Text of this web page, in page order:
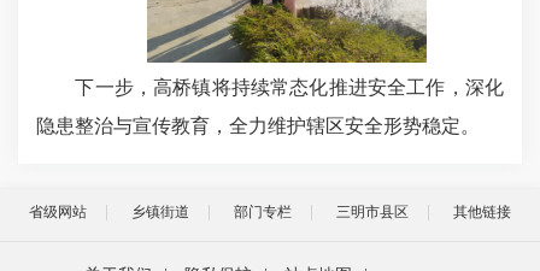
下一步，高桥镇将持续常态化推进安全工作，深化
隐患整治与宣传教育，全力维护辖区安全形势稳定。
省级网站 乡镇街道 部门专栏 三明市县区 其他链接